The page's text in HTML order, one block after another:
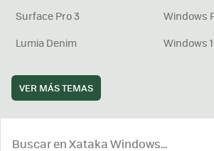
Surface Pro 3
Windows
Lumia Denim
Windows
VER MÁS TEMAS